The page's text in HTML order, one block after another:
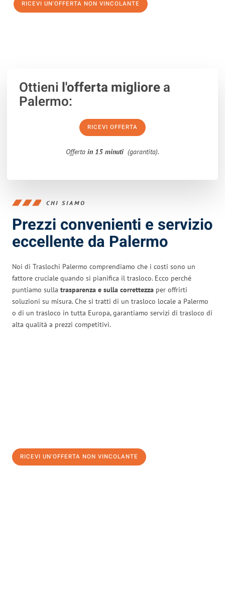
RICEVI UN'OFFERTA NON VINCOLANTE
Ottieni l'offerta migliorea
Palermo:
RICEVI OFFERTA
Offerta in 15 minuti (garantita).
CHI SIAMO
Prezzi convenienti e servizio
eccellente da Palermo
Noi di Traslochi Palermo comprendiamo che i costi sono un
fattore cruciale quando si pianifica il trasloco. Ecco perché
puntiamo sulla trasparenza e sulla correttezza per offrirti
soluzioni su misura. Che si tratti di un trasloco locale a Palermo
o di un trasloco in tutta Europa, garantiamo servizi di trasloco di
alta qualità a prezzi competitivi.
RICEVI UN'OFFERTA NON VINCOLANTE